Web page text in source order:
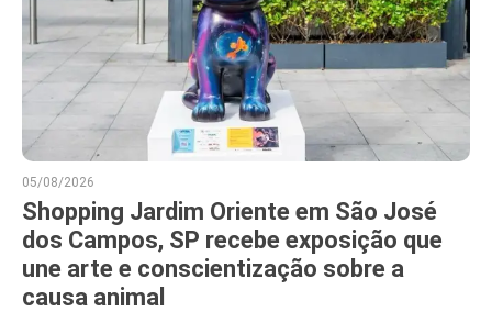
05/08/2026
Shopping Jardim Oriente em São José
dos Campos, SP recebe exposição que
une arte e conscientização sobre a
causa animal